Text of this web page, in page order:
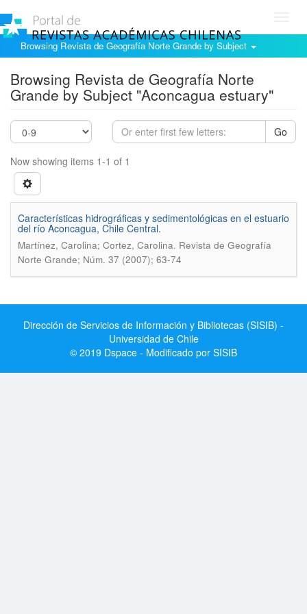
Browsing Revista de Geografía Norte Grande by Subject
Browsing Revista de Geografía Norte
Grande by Subject "Aconcagua estuary"
Go
Now showing items 1-1 of 1
Características hidrográficas y sedimentológicas en el estuario
del río Aconcagua, Chile Central.
Martínez, Carolina; Cortez, Carolina. Revista de Geografía
Norte Grande; Núm. 37 (2007); 63-74
Dirección de Servicios de Información y Bibliotecas (SISIB) -
Universidad de Chile
© 2019 Dspace - Modificado por SISIB